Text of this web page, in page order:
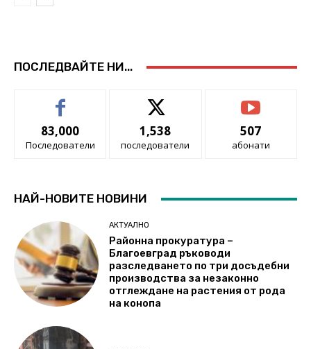
ПОСЛЕДВАЙТЕ НИ...
83,000
Последователи
1,538
последователи
507
абонати
НАЙ-НОВИТЕ НОВИНИ
АКТУАЛНО
Районна прокуратура –
Благоевград ръководи
разследването по три досъдебни
производства за незаконно
отглеждане на растения от рода
на конопа